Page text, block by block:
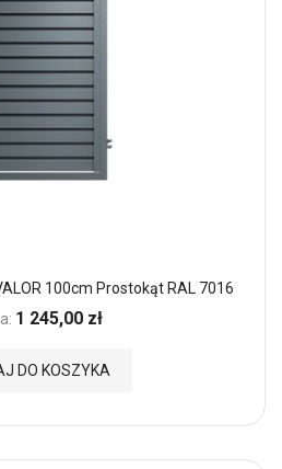
100cm Prostokąt RAL 7016
1 245,00 zł
DO KOSZYKA